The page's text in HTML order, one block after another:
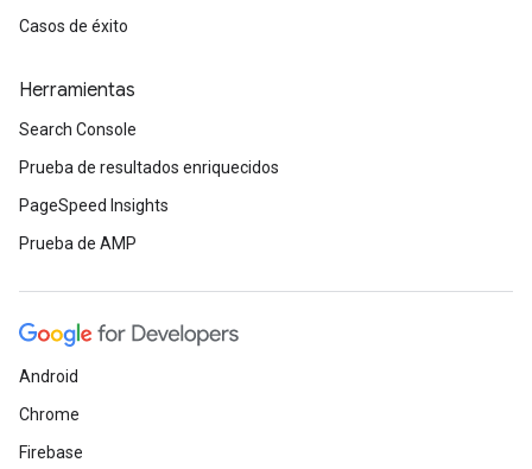
Casos de éxito
Herramientas
Search Console
Prueba de resultados enriquecidos
PageSpeed Insights
Prueba de AMP
Android
Chrome
Firebase